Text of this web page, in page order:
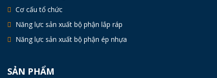
Cơ cấu tổ chức
Năng lực sản xuất bộ phận lắp ráp
Năng lực sản xuất bộ phận ép nhựa
SẢN PHẨM